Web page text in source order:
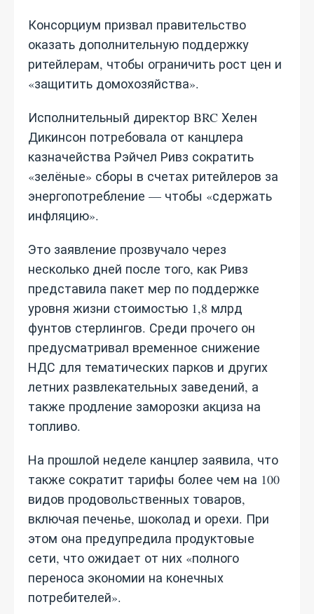
Консорциум призвал правительство
оказать дополнительную поддержку
ритейлерам, чтобы ограничить рост цен и
«защитить домохозяйства».
Исполнительный директор BRC Хелен
Дикинсон потребовала от канцлера
казначейства Рэйчел Ривз сократить
«зелёные» сборы в счетах ритейлеров за
энергопотребление — чтобы «сдержать
инфляцию».
Это заявление прозвучало через
несколько дней после того, как Ривз
представила пакет мер по поддержке
уровня жизни стоимостью 1,8 млрд
фунтов стерлингов. Среди прочего он
предусматривал временное снижение
НДС для тематических парков и других
летних развлекательных заведений, а
также продление заморозки акциза на
топливо.
На прошлой неделе канцлер заявила, что
также сократит тарифы более чем на 100
видов продовольственных товаров,
включая печенье, шоколад и орехи. При
этом она предупредила продуктовые
сети, что ожидает от них «полного
переноса экономии на конечных
потребителей».